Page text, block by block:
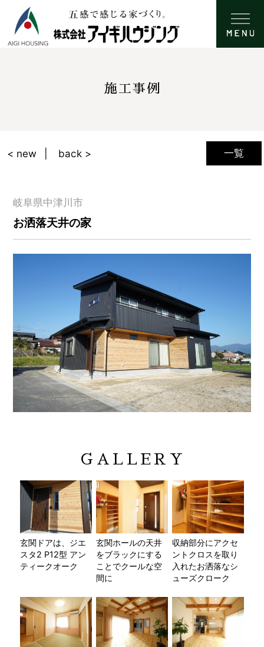
施工事例
一覧
< new back >
岐阜県中津川市
お洒落天井の家
GALLERY
玄関ドアは、ジエ
スタ2 P12型 アン
ティークオーク
玄関ホールの天井
をブラックにする
ことでクールな空
間に
収納部分にアクセ
ントクロスを取り
入れたお洒落なシ
ューズクローク